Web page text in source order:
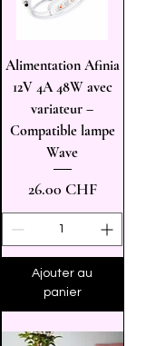
Alimentation Afinia
12V 4A 48W avec
variateur –
Compatible lampe
Wave
Prix
26.00 CHF
Ajouter au
panier